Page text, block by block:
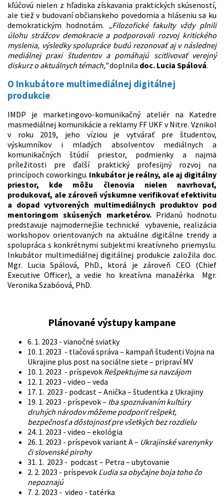
kľúčovú nielen z hľadiska získavania praktických skúseností,
ale tiež v budovaní občianskeho povedomia a hláseniu sa ku
demokratickým hodnotám. „Filozofické fakulty vždy plnili
úlohu strážcov demokracie a podporovali rozvoj kritického
myslenia, výsledky spolupráce budú rezonovať aj v následnej
mediálnej praxi študentov a pomáhajú scitlivovať verejný
diskurz o aktuálnych témach,"doplnila doc. Lucia Spálová.
O Inkubátore multimediálnej digitálnej
produkcie
IMDP je marketingovo-komunikačný ateliér na Katedre
masmediálnej komunikácie a reklamy FF UKF v Nitre. Vznikol
v roku 2019, jeho víziou je vytvárať pre študentov,
výskumníkov i mladých absolventov mediálnych a
komunikačných štúdií priestor, podmienky a najmä
príležitosti pre ďalší praktický profesijný rozvoj na
princípoch coworkingu. Inkubátor je reálny, ale aj digitálny
priestor, kde môžu členovia nielen navrhovať,
produkovať, ale zároveň výskumne verifikovať efektivitu
a dopad vytvorených multimediálnych produktov pod
mentoringom skúsených marketérov.Pridanú hodnotu
predstavuje najmodernejšie technické vybavenie, realizácia
workshopov orientovaných na aktuálne digitálne trendy a
spolupráca s konkrétnymi subjektmi kreatívneho priemyslu.
Inkubátor multimediálnej digitálnej produkcie založila doc.
Mgr. Lucia Spálová, PhD., ktorá je zároveň CEO (Chief
Executive Officer), a vedie ho kreatívna manažérka Mgr.
Veronika Szabóová, PhD.
Plánované výstupy kampane
6. 1. 2023 - vianočné sviatky
10. 1. 2023 - tlačová správa – kampaň študenti Vojna na
Ukrajine plus post na sociálne siete – pripraví MV
10. 1. 2023 - príspevok Rešpektujme sa navzájom
12. 1. 2023 - video – veda
17. 1. 2023 - podcast – Anička – študentka z Ukrajiny
19. 1. 2023 - príspevok – Iba spoznávaním kultúry
druhých národov môžeme podporiť rešpekt,
bezpečnosť a dôstojnosť pre všetkých bez rozdielu
24. 1. 2023 - video – ekológia
26. 1. 2023 - príspevok variant A – Ukrajinské varenynky
či slovenské pirohy
31. 1. 2023 - podcast – Petra – ubytovanie
2. 2. 2023 - príspevok Ľudia sa obyčajne boja toho čo
nepoznajú
7. 2. 2023 - video - tatérka